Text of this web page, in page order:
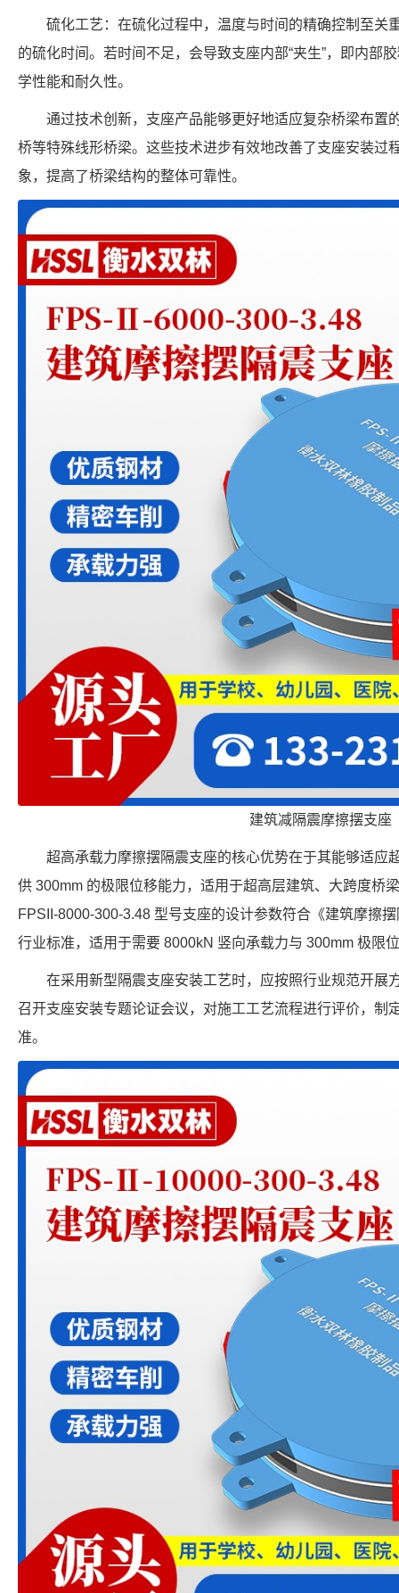
硫化工艺：在硫化过程中，温度与时间的精确控制至关
的硫化时间。若时间不足，会导致支座内部“夹生”，即内部
学性能和耐久性。
通过技术创新，支座产品能够更好地适应复杂桥梁布置
桥等特殊线形桥梁。这些技术进步有效地改善了支座安装过
象，提高了桥梁结构的整体可靠性。
建筑减隔震摩擦摆支座
超高承载力摩擦摆隔震支座的核心优势在于其能够适应
供 300mm 的极限位移能力，适用于超高层建筑、大跨度桥
FPSII-8000-300-3.48 型号支座的设计参数符合《建筑摩擦
行业标准，适用于需要 8000kN 竖向承载力与 300mm 极限
在采用新型隔震支座安装工艺时，应按照行业规范开展
召开支座安装专题论证会议，对施工工艺流程进行评价，制
准。